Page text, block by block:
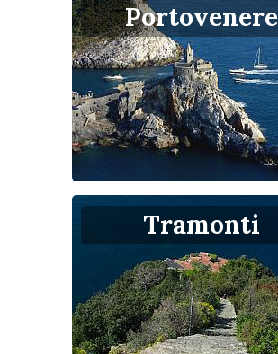
Portovenere
Tramonti